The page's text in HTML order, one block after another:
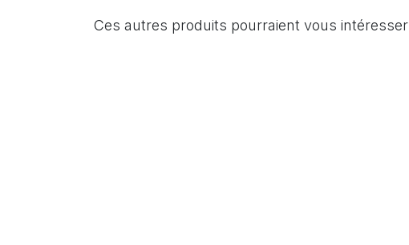
Ces autres produits pourraient vous intéresser